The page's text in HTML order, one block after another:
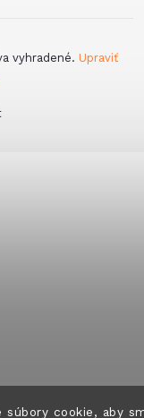
súbory cookie, aby
vyhradené. Upraviť